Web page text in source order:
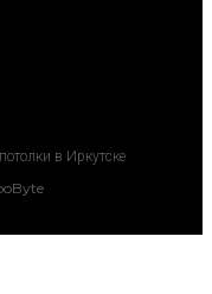
в Иркутске